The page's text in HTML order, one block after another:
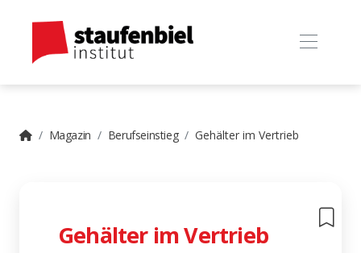
Magazin Berufseinstieg Gehälter im Vertrieb
Gehälter im Vertrieb